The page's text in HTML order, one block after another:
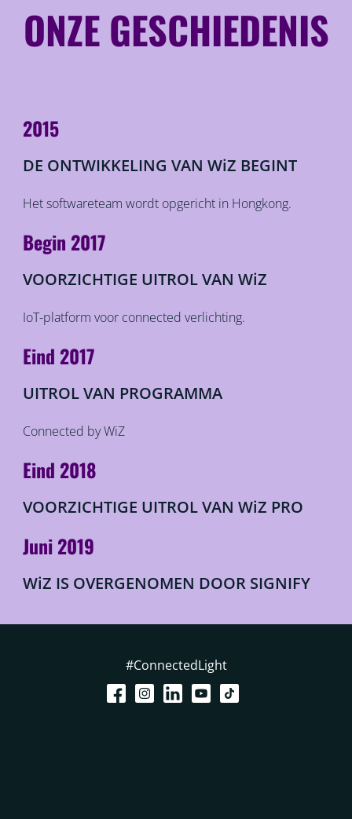
ONZE GESCHIEDENIS
2015
DE ONTWIKKELING VAN WiZ BEGINT
Het softwareteam wordt opgericht in Hongkong.
Begin 2017
VOORZICHTIGE UITROL VAN WiZ
IoT-platform voor connected verlichting.
Eind 2017
UITROL VAN PROGRAMMA
Connected by WiZ
Eind 2018
VOORZICHTIGE UITROL VAN WiZ PRO
Juni 2019
WiZ IS OVERGENOMEN DOOR SIGNIFY
#ConnectedLight